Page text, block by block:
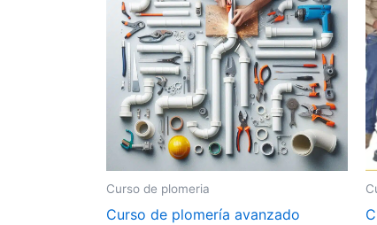
Curso de plomeria
Curso de plomería avanzado